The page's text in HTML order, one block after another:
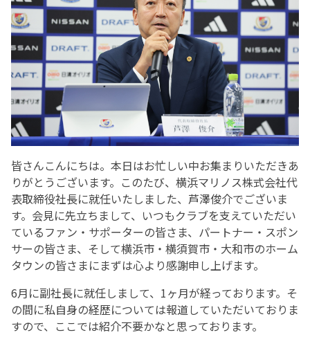
皆さんこんにちは。本日はお忙しい中お集まりいただきあ
りがとうございます。このたび、横浜マリノス株式会社代
表取締役社長に就任いたしました、芦澤俊介でございま
す。会見に先立ちまして、いつもクラブを支えていただい
ているファン・サポーターの皆さま、パートナー・スポン
サーの皆さま、そして横浜市・横須賀市・大和市のホーム
タウンの皆さまにまずは心より感謝申し上げます。
6月に副社長に就任しまして、1ヶ月が経っております。そ
の間に私自身の経歴については報道していただいておりま
すので、ここでは紹介不要かなと思っております。